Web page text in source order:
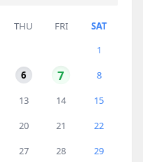
THU FRI
SAT
1
6 7
8
13 14
15
20 21
22
27 28
29